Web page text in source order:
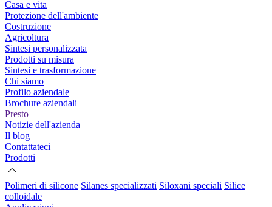
Casa e vita
Protezione dell'ambiente
Costruzione
Agricoltura
Sintesi personalizzata
Prodotti su misura
Sintesi e trasformazione
Chi siamo
Profilo aziendale
Brochure aziendali
Presto
Notizie dell'azienda
Il blog
Contattateci
Prodotti
Polimeri di silicone Silanes specializzati Siloxani speciali Silice
colloidale